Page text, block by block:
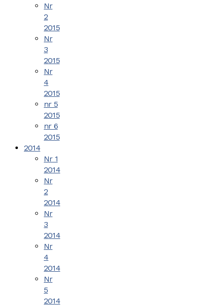
Nr
2
2015
Nr
3
2015
Nr
4
2015
nr 5
2015
nr 6
2015
2014
Nr 1
2014
Nr
2
2014
Nr
3
2014
Nr
4
2014
Nr
5
2014